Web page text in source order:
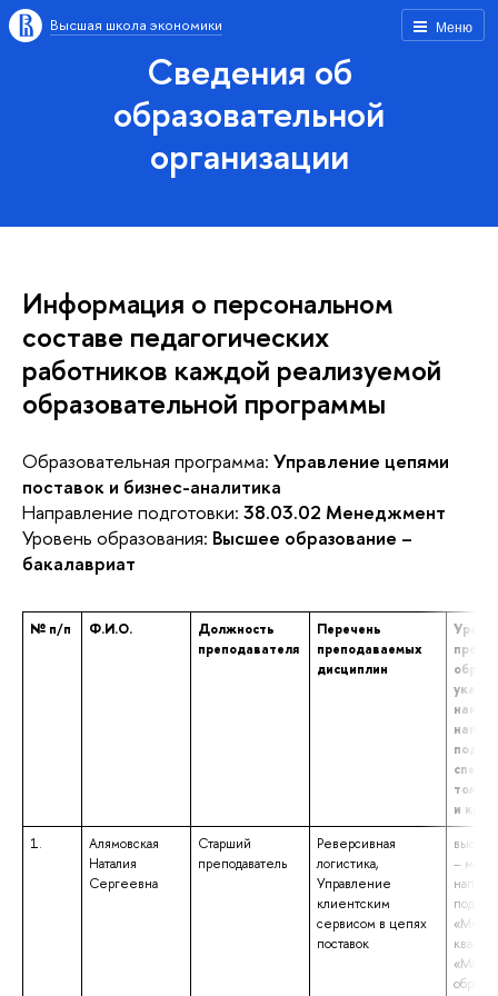
Меню
Высшая школа экономики
Сведения об
образовательной
организации
Информация о персональном
составе педагогических
работников каждой реализуемой
образовательной программы
Образовательная программа: Управление цепями
поставок и бизнес-аналитика
Направление подготовки: 38.03.02 Менеджмент
Уровень образования: Высшее образование –
бакалавриат
№ п/п Ф.И.О.
Должность
преподавателя
Перечень
преподаваемых
дисциплин
том
и
1.
Алямовская
Наталия
Сергеевна
Старший
преподаватель
Реверсивная
логистика,
Управление
клиентским
сервисом в цепях
поставок
–